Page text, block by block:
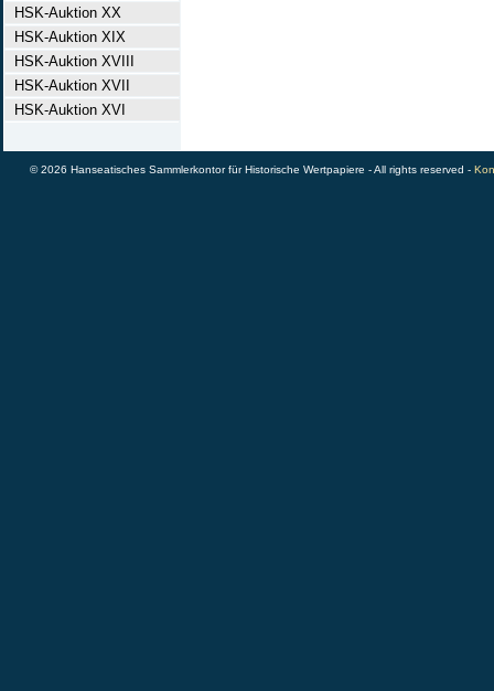
HSK-Auktion XX
HSK-Auktion XIX
HSK-Auktion XVIII
HSK-Auktion XVII
HSK-Auktion XVI
© 2026 Hanseatisches Sammlerkontor für Historische Wertpapiere - All rights reserved -